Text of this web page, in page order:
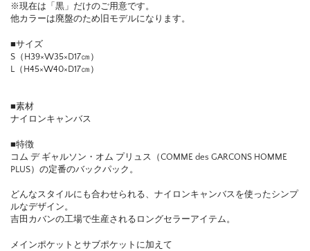
※現在は「黒」だけのご用意です。
他カラーは廃盤のため旧モデルになります。
■サイズ
S（H39×W35×D17㎝）
L（H45×W40×D17㎝）
■素材
ナイロンキャンバス
■特徴
コム デ ギャルソン・オム プリュス（COMME des GARCONS HOMME
PLUS）の定番のバックパック。
どんなスタイルにも合わせられる、ナイロンキャンバスを使ったシンプ
ルなデザイン。
吉田カバンの工場で生産されるロングセラーアイテム。
メインポケットとサブポケットに加えて